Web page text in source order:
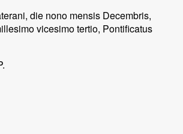
die nono mensis Decembris,
vicesimo tertio, Pontificatus